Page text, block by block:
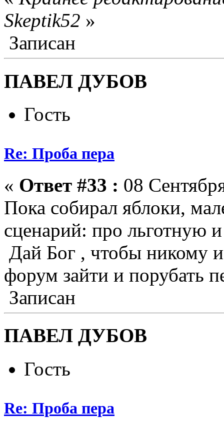
Skeptik52 »
Записан
ПАВЕЛ ДУБОВ
Гость
Re: Проба пера
« Ответ #33 : 08
Пока собирал яблоки,
сценарий: про льготную
Дай Бог , чтобы никому
форум зайти и порубать
Записан
ПАВЕЛ ДУБОВ
Гость
Re: Проба пера